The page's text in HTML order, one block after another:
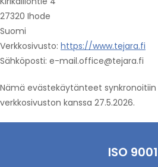
27320 Ihode
Suomi
Verkkosivusto: https://www.tejara.fi
Sähköposti: e-mail.office@tejara.fi
Nämä evästekäytänteet synkronoitiin
verkkosivuston kanssa 27.5.2026.
ISO 9001